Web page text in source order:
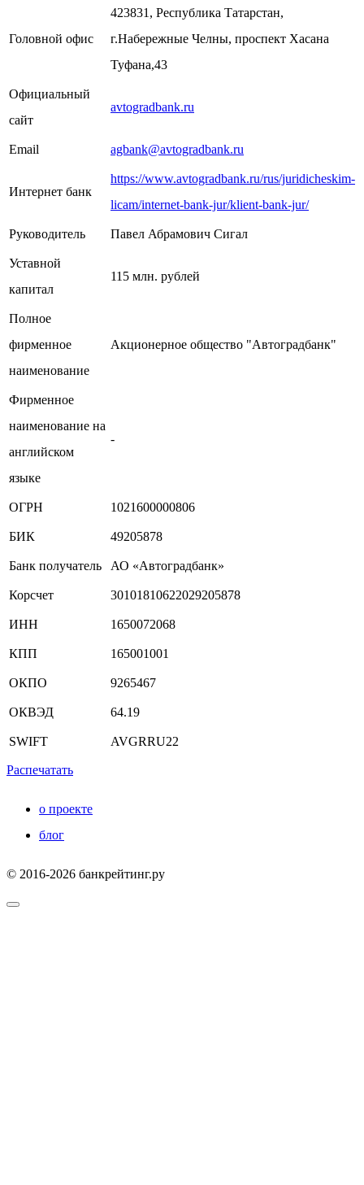
Головной офис
423831, Республика Татарстан,
г.Набережные Челны, проспект Хасана
Туфана,43
Официальный
сайт
avtogradbank.ru
Email agbank@avtogradbank.ru
Интернет банк
https://www.avtogradbank.ru/rus/juridicheskim-
licam/internet-bank-jur/klient-bank-jur/
Руководитель Павел Абрамович Сигал
Уставной
капитал
115 млн. рублей
Полное
фирменное
наименование
Акционерное общество "Автоградбанк"
Фирменное
наименование на
английском
языке
-
ОГРН 1021600000806
БИК 49205878
Банк получатель АО «Автоградбанк»
Корсчет 30101810622029205878
ИНН 1650072068
КПП 165001001
ОКПО 9265467
ОКВЭД 64.19
SWIFT AVGRRU22
Распечатать
о проекте
блог
© 2016-2026 банкрейтинг.ру